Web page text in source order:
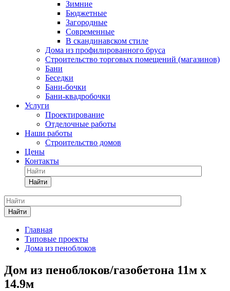
Зимние
Бюджетные
Загородные
Современные
В скандинавском стиле
Дома из профилированного бруса
Строительство торговых помещений (магазинов)
Бани
Беседки
Бани-бочки
Бани-квадробочки
Услуги
Проектирование
Отделочные работы
Наши работы
Строительство домов
Цены
Контакты
Найти
Найти
Главная
Типовые проекты
Дома из пеноблоков
Дом из пеноблоков/газобетона 11м х
14.9м